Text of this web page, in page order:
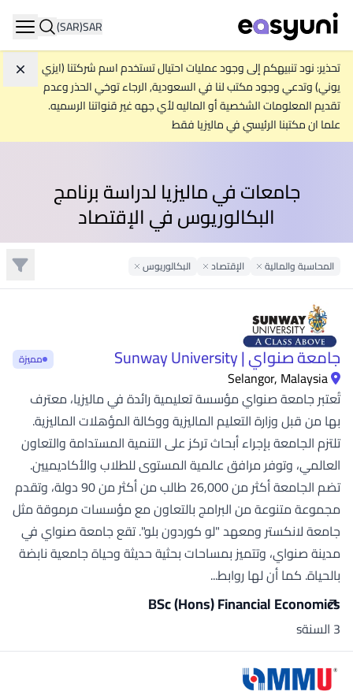
SAR
(SAR)
تحذير: نود تنبيهكم إلى وجود عمليات احتيال تستخدم اسم شركتنا (ايزي
يوني) وتدعي وجود مكتب لنا في السعودية, الرجاء توخي الحذر وعدم
تقديم المعلومات الشخصية أو الماليه لأي جهه غير قنواتنا الرسميه.
علما ان مكتبنا الرئيسي في ماليزيا فقط
جامعات في ماليزيا لدراسة برنامج
البكالوريوس في الإقتصاد
المحاسبة والماليةRemove Filter
الإقتصادRemove Filter
البكالوريوسRemove Filter
جامعة صنواي | Sunway University مميزة
Selangor, Malaysia
تُعتبر جامعة صنواي مؤسسة تعليمية رائدة في ماليزيا، معترف
بها من قبل وزارة التعليم الماليزية ووكالة المؤهلات الماليزية.
تلتزم الجامعة بإجراء أبحاث تركز على التنمية المستدامة والتعاون
العالمي، وتوفر مرافق عالمية المستوى للطلاب والأكاديميين.
تضم الجامعة أكثر من 26,000 طالب من أكثر من 90 دولة، وتقدم
مجموعة متنوعة من البرامج بالتعاون مع مؤسسات مرموقة مثل
جامعة لانكستر ومعهد "لو كوردون بلو". تقع جامعة صنواي في
مدينة صنواي، وتتميز بمساحات بحثية حديثة وحياة جامعية نابضة
بالحياة. كما أن لها روابط...
BSc (Hons) Financial Economics
3 السنةs